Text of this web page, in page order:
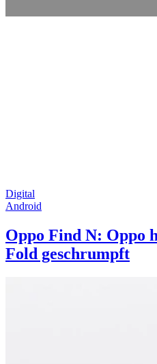
Digital
Android
Oppo Find N: Oppo
Fold geschrumpft